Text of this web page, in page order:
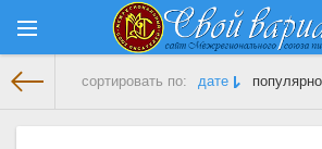
сортировать по: дате